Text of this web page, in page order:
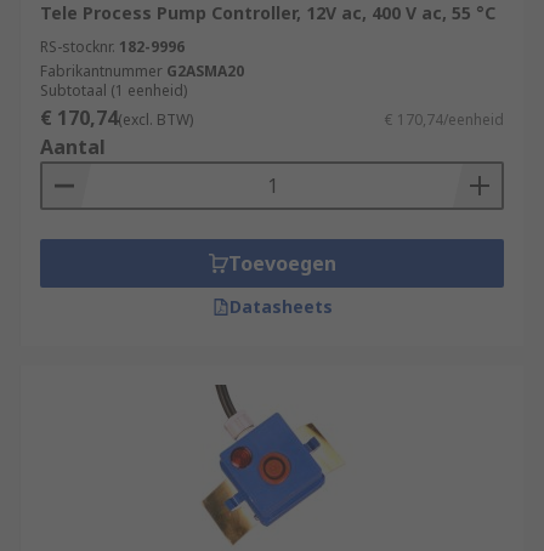
Tele Process Pump Controller, 12V ac, 400 V ac, 55 °C
RS-stocknr. 182-9996
Fabrikantnummer G2ASMA20
Subtotaal (1 eenheid)
€ 170,74(excl. BTW) € 170,74/eenheid
Aantal
Toevoegen
Datasheets